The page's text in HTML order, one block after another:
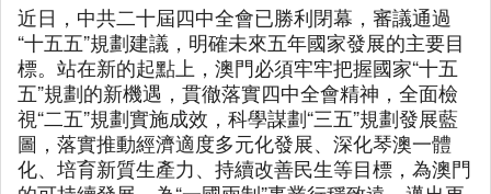
近日，中共二十屆四中全會已勝利閉幕，審議通過
“十五五”規劃建議，明確未來五年國家發展的主要目
標。站在新的起點上，澳門必須牢牢把握國家“十五
五”規劃的新機遇，貫徹落實四中全會精神，全面檢
視“二五”規劃實施成效，科學謀劃“三五”規劃發展藍
圖，落實推動經濟適度多元化發展、深化琴澳一體
化、培育新質生產力、持續改善民生等目標，為澳門